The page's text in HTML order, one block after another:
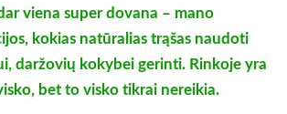
viena super dovana – mano
kokias natūralias trąšas naudoti
daržovių kokybei gerinti. Rinkoje yra
bet to visko tikrai nereikia.